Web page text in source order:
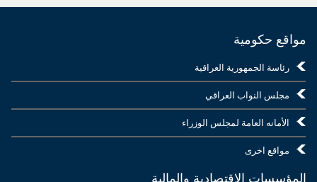
مواقع حكومية
رئاسة الجمهورية العراقية
مجلس النواب العراقي
الأمانه العامة لمجلس الوزراء
مواقع اخرى
المؤسسات الاقتصادية والمالية